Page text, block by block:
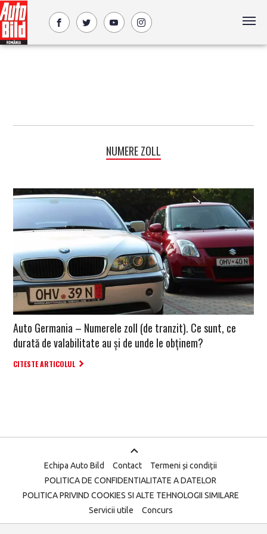
NUMERE ZOLL
Auto Germania – Numerele zoll (de tranzit). Ce sunt, ce
durată de valabilitate au și de unde le obținem?
CITESTE ARTICOLUL
Echipa Auto Bild Contact
Termeni și condiții
POLITICA DE CONFIDENTIALITATE A DATELOR
POLITICA PRIVIND COOKIES SI ALTE TEHNOLOGII SIMILARE
Servicii utile
Concurs